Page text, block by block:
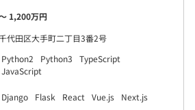
1,200万円
代田区大手町二丁目3番2号
Python2 Python3
TypeScript
JavaScript
Django Flask React Vue.js Next.js